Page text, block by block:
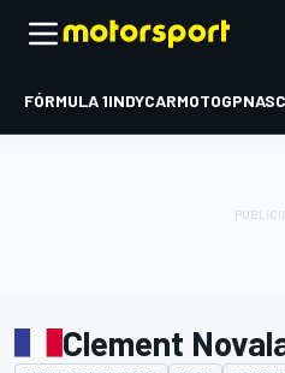
FÓRMULA 1INDYCARMOTOGP
Clement